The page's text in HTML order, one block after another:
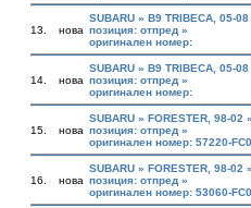
13. нова
SUBARU » B9 TRIBECA, 05-
позиция: отпред »
оригинален номер:
14. нова
SUBARU » B9 TRIBECA, 05-
позиция: отпред »
оригинален номер:
15. нова
SUBARU » FORESTER, 98-
позиция: отпред »
оригинален номер: 57220-
16. нова
SUBARU » FORESTER, 98-
позиция: отпред »
оригинален номер: 53060-